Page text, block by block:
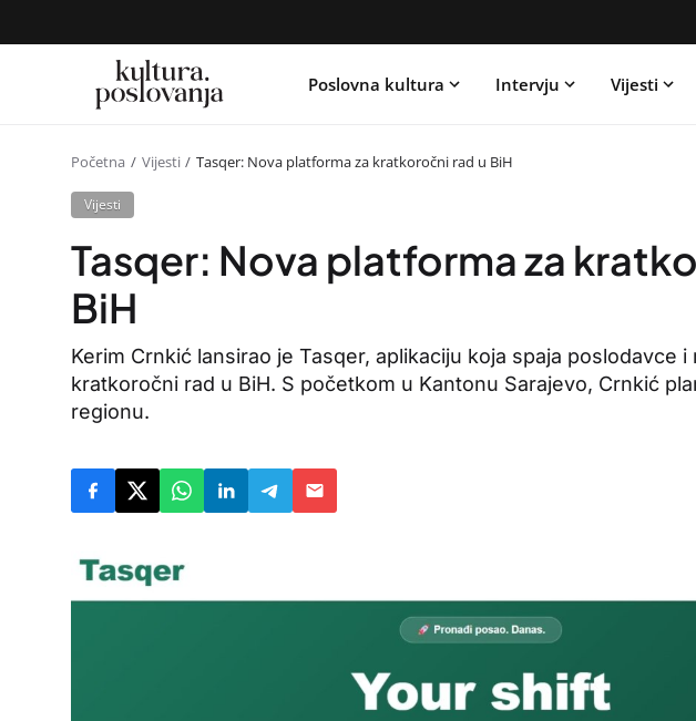
Poslovna kultura Intervju Vijesti
Početna Vijesti Tasqer: Nova platforma za kratkoročni rad u BiH
Vijesti
Tasqer: Nova platforma za
BiH
Kerim Crnkić lansirao je Tasqer, aplikaciju koja spaja poslodavce
kratkoročni rad u BiH. S početkom u Kantonu Sarajevo, Crnkić
regionu.